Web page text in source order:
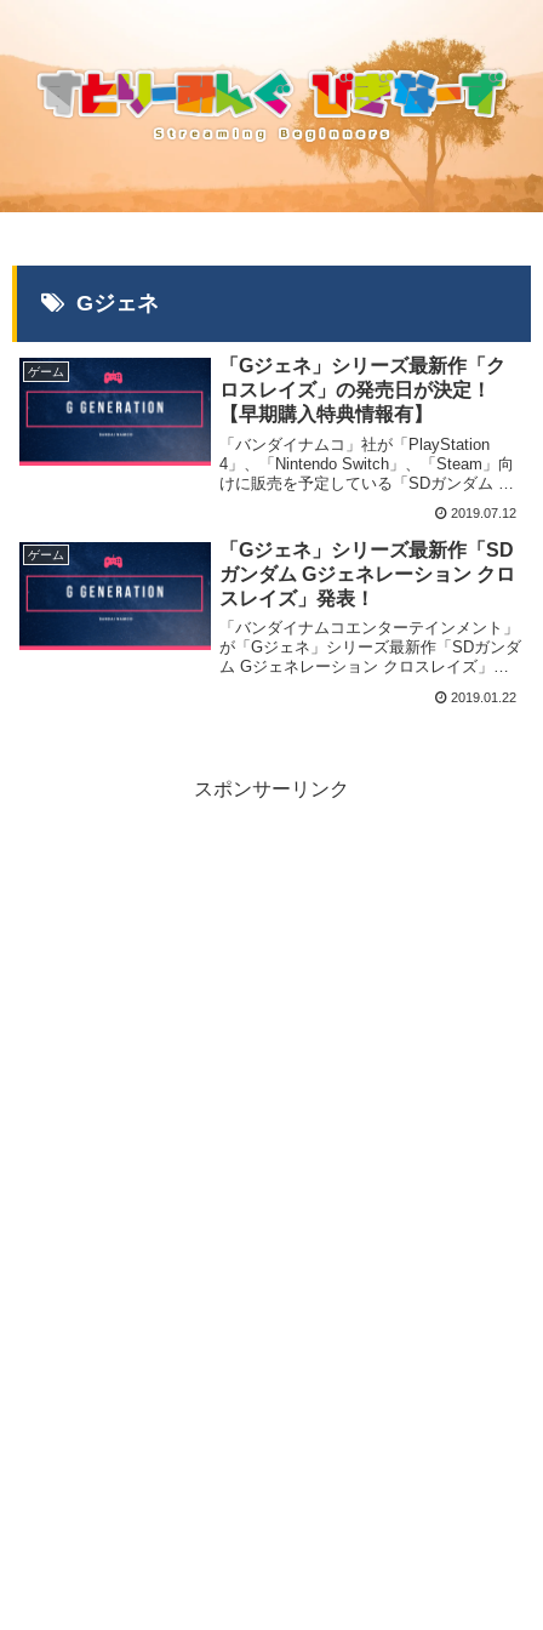
Gジェネ
ゲーム
「Gジェネ」シリーズ最新作「ク
ロスレイズ」の発売日が決定！
【早期購入特典情報有】
「バンダイナムコ」社が「PlayStation
4」、「Nintendo Switch」、「Steam」向
けに販売を予定している「SDガンダム ジ
2019年11月28日に発売する事を発表し、
早期購入特典及びPV第2弾の情報を公開致
しました。
2019.07.12
ゲーム
「Gジェネ」シリーズ最新作「SD
ガンダム Gジェネレーション クロ
スレイズ」発表！
「バンダイナムコエンターテインメント」
が「Gジェネ」シリーズ最新作「SDガンダ
ム Gジェネレーション クロスレイズ」を
2019.01.22
スポンサーリンク